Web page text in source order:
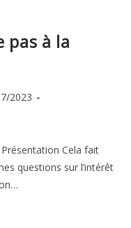
pas à la
2023
Cela fait
questions sur l’intérêt